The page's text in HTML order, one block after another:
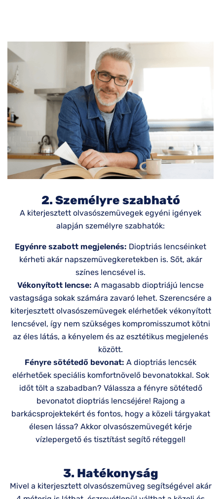
2. Személyre szabható
A kiterjesztett olvasószemüvegek egyéni igények
alapján személyre szabhatók:
Egyénre szabott megjelenés: Dioptriás lencséinket
kérheti akár napszemüvegkeretekben is. Sőt, akár
színes lencsével is.
Vékonyított lencse: A magasabb dioptriájú lencse
vastagsága sokak számára zavaró lehet. Szerencsére a
kiterjesztett olvasószemüvegek elérhetőek vékonyított
lencsével, így nem szükséges kompromisszumot kötni
az éles látás, a kényelem és az esztétikus megjelenés
között.
Fényre sötétedő bevonat: A dioptriás lencsék
elérhetőek speciális komfortnövelő bevonatokkal. Sok
időt tölt a szabadban? Válassza a fényre sötétedő
bevonatot dioptriás lencséjére! Rajong a
barkácsprojektekért és fontos, hogy a közeli tárgyakat
élesen lássa? Akkor olvasószemüvegét kérje
vízlepergető és tisztítást segítő réteggel!
3. Hatékonyság
Mivel a kiterjesztett olvasószemüveg segítségével akár